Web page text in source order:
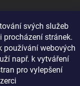
svých služeb
procházení stránek.
používání webových
např. k vytváření
pro vylepšení
práva vyhrazena.Upravit